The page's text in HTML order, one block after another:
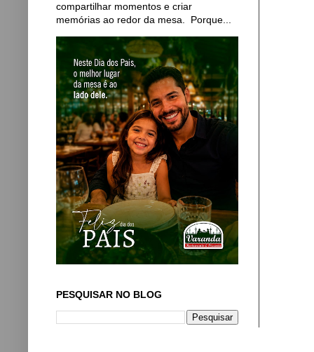
compartilhar momentos e criar
memórias ao redor da mesa. Porque...
PESQUISAR NO BLOG